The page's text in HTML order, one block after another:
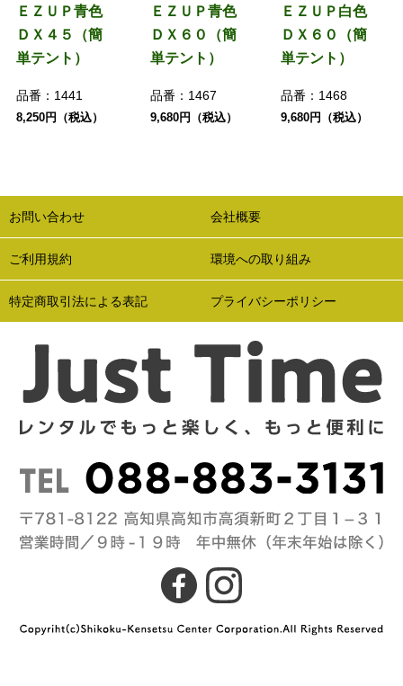
ＥＺＵＰ青色
ＤＸ４５（簡
単テント）
品番： 1441
8,250円（税込）
ＥＺＵＰ青色
ＤＸ６０（簡
単テント）
品番： 1467
9,680円（税込）
ＥＺＵＰ白色
ＤＸ６０（簡
単テント）
品番： 1468
9,680円（税込）
お問い合わせ 会社概要
ご利用規約 環境への取り組み
特定商取引法による表記 プライバシーポリシー